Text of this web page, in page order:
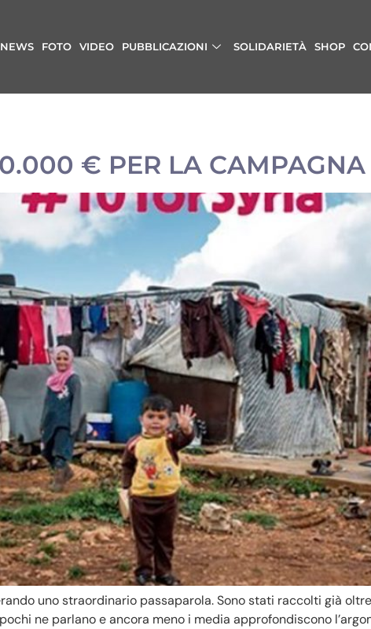
NEWS FOTO VIDEO PUBBLICAZIONI SOLIDARIETÀ SHOP
€ PER LA
uno straordinario passaparola. Sono stati raccolti già
ne parlano e ancora meno i media approfondiscono